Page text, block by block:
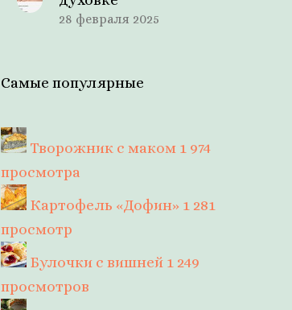
28 февраля 2025
Самые популярные
Творожник с маком 1 974
просмотра
Картофель «Дофин» 1 281
просмотр
Булочки с вишней 1 249
просмотров